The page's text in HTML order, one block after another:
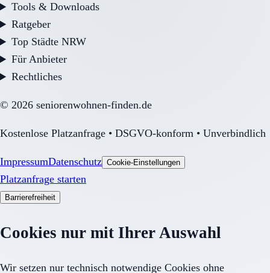
Tools & Downloads
Ratgeber
Top Städte NRW
Für Anbieter
Rechtliches
© 2026 seniorenwohnen-finden.de
Kostenlose Platzanfrage • DSGVO-konform • Unverbindlich
ImpressumDatenschutz Cookie-Einstellungen
Platzanfrage starten
Barrierefreiheit
Cookies nur mit Ihrer Auswahl
Wir setzen nur technisch notwendige Cookies ohne